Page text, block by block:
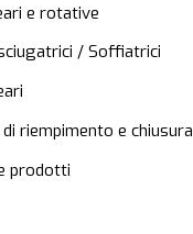
e rotative
/ Soffiatrici
riempimento e chiusura
prodotti